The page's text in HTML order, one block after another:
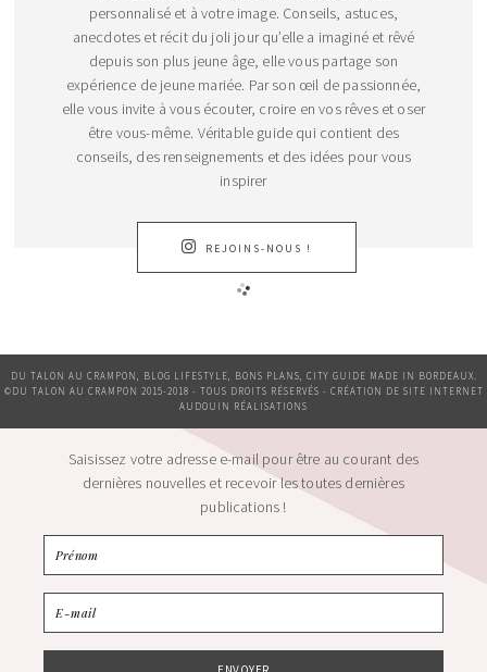
personnalisé et à votre image. Conseils, astuces,
anecdotes et récit du joli jour qu’elle a imaginé et rêvé
depuis son plus jeune âge, elle vous partage son
expérience de jeune mariée. Par son œil de passionnée,
elle vous invite à vous écouter, croire en vos rêves et oser
être vous-même. Véritable guide qui contient des
conseils, des renseignements et des idées pour vous
inspirer
REJOINS-NOUS !
DU TALON AU CRAMPON, BLOG LIFESTYLE, BONS PLANS, CITY GUIDE MADE IN BORDEAUX.
©DU TALON AU CRAMPON 2015-2018 - TOUS DROITS RÉSERVÉS - CRÉATION DE SITE INTERNET
AUDOUIN RÉALISATIONS
Saisissez votre adresse e-mail pour être au courant des
dernières nouvelles et recevoir les toutes dernières
publications !